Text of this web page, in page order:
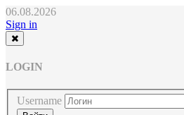
06.08.2026
Sign in
LOGIN
Username